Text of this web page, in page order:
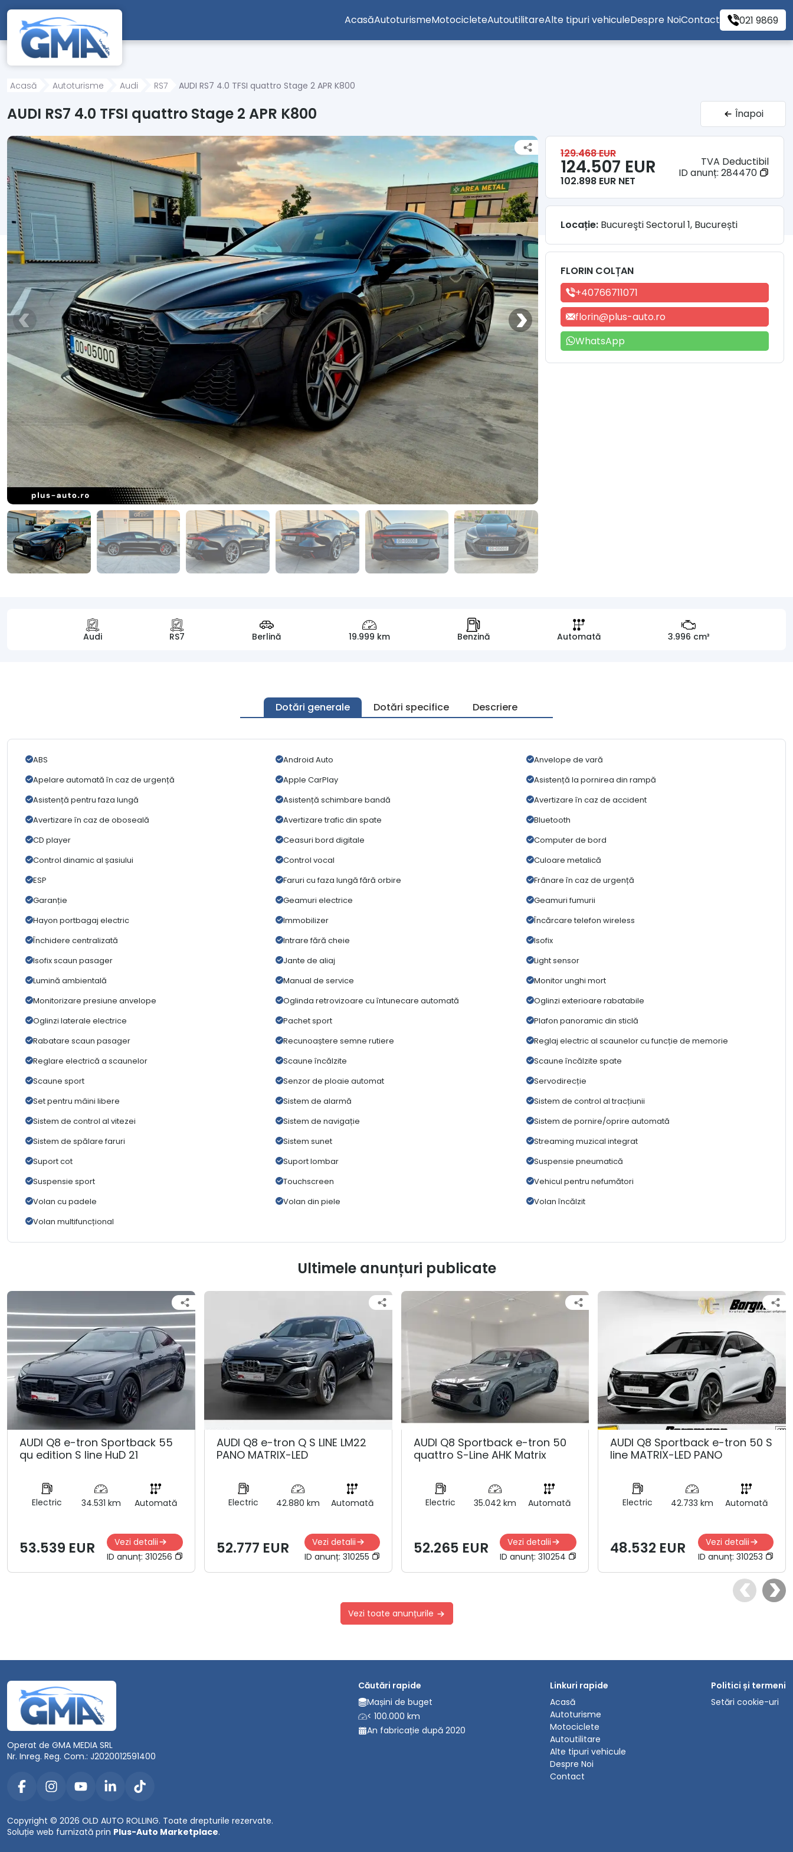
Mergi direct la conținutul principal
AcasăAutoturismeMotocicleteAutoutilitareAlte tipuri vehiculeDespre NoiContact 021 9869
Acasă Autoturisme Audi RS7 AUDI RS7 4.0 TFSI quattro Stage 2 APR K800
AUDI RS7 4.0 TFSI quattro Stage 2 APR K800 Înapoi
Audi RS7 Berlină 19.999 km Benzină Automată 3.996 cm³
Dotări generale Dotări specifice Descriere
ABS Android Auto
Anvelope de vară
Apelare automată în caz de urgență
Apple CarPlay
Asistență la pornirea din rampă
Asistență pentru faza lungă
Asistență schimbare bandă
Avertizare în caz de accident
Avertizare în caz de oboseală
Avertizare trafic din spate
Bluetooth
CD player
Ceasuri bord digitale
Computer de bord
Control dinamic al șasiului
Control vocal
Culoare metalică
ESP
Faruri cu faza lungă fără orbire
Frânare în caz de urgență
Garanție
Geamuri electrice
Geamuri fumurii
Hayon portbagaj electric
Immobilizer
Încărcare telefon wireless
Închidere centralizată
Intrare fără cheie
Isofix
Isofix scaun pasager
Jante de aliaj
Light sensor
Lumină ambientală
Manual de service
Monitor unghi mort
Monitorizare presiune anvelope
Oglinda retrovizoare cu întunecare automată
Oglinzi exterioare rabatabile
Oglinzi laterale electrice
Pachet sport
Plafon panoramic din sticlă
Rabatare scaun pasager
Recunoaștere semne rutiere
Reglaj electric al scaunelor cu funcție de memorie
Reglare electrică a scaunelor
Scaune încălzite
Scaune încălzite spate
Scaune sport
Senzor de ploaie automat
Servodirecție
Set pentru mâini libere
Sistem de alarmă
Sistem de control al tracțiunii
Sistem de control al vitezei
Sistem de navigație
Sistem de pornire/oprire automată
Sistem de spălare faruri
Sistem sunet
Streaming muzical integrat
Suport cot
Suport lombar
Suspensie pneumatică
Suspensie sport
Touchscreen
Vehicul pentru nefumători
Volan cu padele
Volan din piele
Volan încălzit
Volan multifuncțional
129.468 EUR
124.507 EUR
102.898 EUR NET
TVA Deductibil
ID anunț: 284470
Locație: Bucureşti Sectorul 1, București
FLORIN COLȚAN
+40766711071
florin@plus-auto.ro
WhatsApp
Ultimele anunțuri publicate
AUDI Q8 e-tron Sportback 55
qu edition S line HuD 21
Electric 34.531 km Automată
53.539 EUR
Vezi detalii
ID anunț: 310256
AUDI Q8 e-tron Q S LINE LM22
PANO MATRIX-LED
Electric 42.880 km Automată
52.777 EUR
Vezi detalii
ID anunț: 310255
AUDI Q8 Sportback e-tron 50
quattro S-Line AHK Matrix
Electric 35.042 km Automată
52.265 EUR
Vezi detalii
ID anunț:310254
AUDI Q8 Sportback e-tron 50 S
line MATRIX-LED PANO
Electric 42.733 km Automată
48.532 EUR
Vezi detalii
ID anunț: 310253
Vezi toate anunțurile
Operat de GMA MEDIA SRL
Nr. Inreg. Reg. Com.: J2020012591400
Copyright © 2026 OLD AUTO ROLLING. Toate drepturile rezervate.
Soluție web furnizată prin Plus-Auto Marketplace.
Căutări rapide
Mașini de buget
< 100.000 km
An fabricație după 2020
Linkuri rapide
Acasă
Autoturisme
Motociclete
Autoutilitare
Alte tipuri vehicule
Despre Noi
Contact
Politici și termeni
Setări cookie-uri